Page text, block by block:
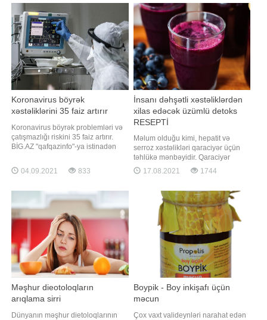
Koronavirus böyrək
xəstəliklərini 35 faiz artırır
Koronavirus böyrək problemləri və
çatışmazlığı riskini 35 faiz artırır.
BİG.AZ "qafqazinfo"-ya istinadən
Vaşinqton Universiteti Tibb
Fakültəsində aparılan araşdırmanın
ki, böyrək xəstəliyi riski koronavirus
infeksiyasını
04.09.2021 833
İnsanı dəhşətli xəstəliklərdən
xilas edəcək üzümlü detoks
RESEPTİ
Məlum olduğu kimi, hepatit və
serroz xəstəlikləri qaraciyər üçün
təhlükə mənbəyidir. Qaraciyər
xərçənginə yoluxduğunuzu isə bir
çox simptomlar vasitəsilə öyrənə
qaraciyər xəstəliyinin ilkin əlaməti
dəridəki rəng dəyişimidir. Bu zaman
dəri sarımtıl rəngə bürünür
17.08.2021 1744
Məşhur dieotoloqların
arıqlama sirri
Dünyanın məşhur dietoloqlarının
Boypik - Boy inkişafı üçün
məcun
Çox vaxt valideynləri narahat edən